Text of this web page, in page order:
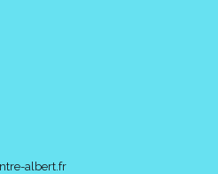
albert.fr